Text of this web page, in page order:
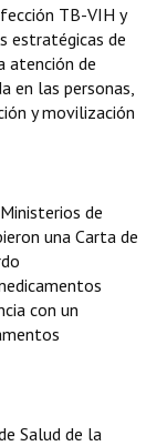
TB-VIH y
estratégicas de
atención de
en las personas,
y movilización
de
una Carta de
con un
Salud de la